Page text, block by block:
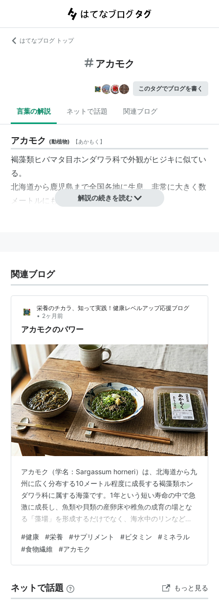
はてなブログ トップ
アカモク
このタグでブログを書く
言葉の解説 ネットで話題 関連ブログ
アカモク (動植物) 【あかもく 】
褐藻類ヒバマタ目ホンダワラ科で外観がヒジキに似てい
る。
北海道から鹿児島まで全国各地に生息、非常に大きく数
メートルにも成長する一年草種の海藻。
る。
解説の続きを読む
関連ブログ
栄養のチカラ、知って実践！健康レベルアップ応援ブログ
• 2ヶ月前
アカモクのパワー
アカモク（学名：Sargassum horneri）は、北海道から九
州に広く分布する10メートル程度に成長する褐藻類ホン
ダワラ科に属する海藻です。1年という短い寿命の中で急
激に成長し、魚類や貝類の産卵床や稚魚の成育の場とな
る「藻場」を形成するだけでなく、海水中のリンなどを
など、海洋生態系において極めて重要な存在として知ら
れています。 かつては、漁船のスクリューや養殖用の刺
し網、牡蠣の養殖施設に絡みつくことから、漁業者にと
でした。しかし近年の栄養学的な研究により、他の海藻
を凌駕する比類なき栄養価と…
#健康 #栄養 #サプリメント #ビタミン #ミネラル
#食物繊維 #アカモク
ネットで話題 もっと見る